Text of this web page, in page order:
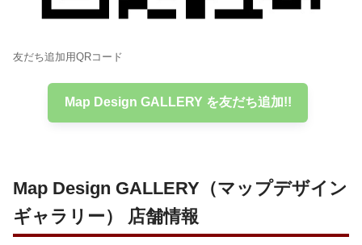
友だち追加用QRコード
Map Design GALLERY を友だち追加!!
Map Design GALLERY（マップデザイン
ギャラリー） 店舗情報